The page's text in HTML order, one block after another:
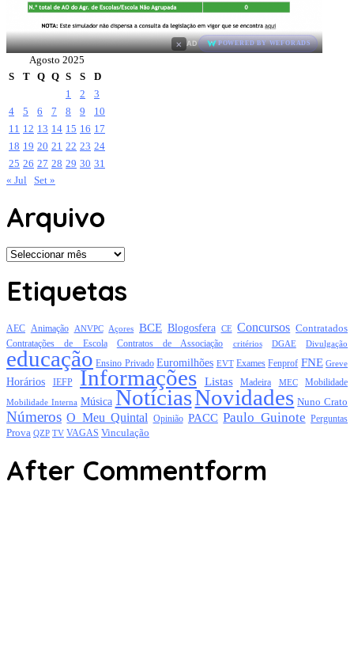
× AD POWERED BY WEFORADS
Agosto 2025
S
T Q Q S S
D
1
2
3
4
5 6 7 8 9
10
11 12 13 14 15 16 17
18 19 20 21 22 23 24
25 26 27 28 29 30 31
« Jul Set »
Arquivo
Arquivo
Etiquetas
AEC Animação ANVPC Açores BCE Blogosfera CE Concursos Contratados
Contratações de Escola Contratos de Associação critérios DGAE Divulgação
educação Ensino Privado Euromilhões EVT Exames Fenprof FNE Greve
Horários IEFP Informações Listas Madeira MEC Mobilidade
Mobilidade Interna Música NotíciasNovidades Nuno Crato
Números O Meu Quintal Opinião PACC Paulo Guinote Perguntas
Prova QZP TV VAGAS Vinculação
After Commentform